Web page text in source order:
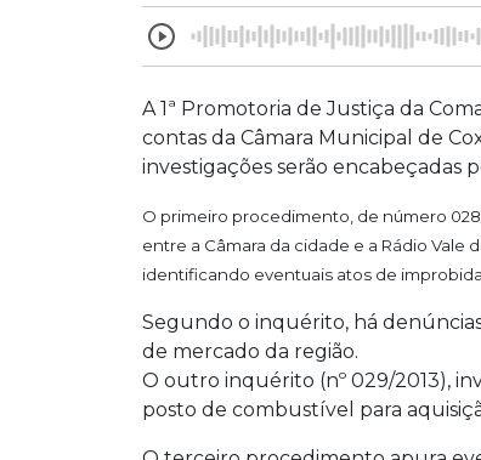
A 1ª Promotoria de Justiça da
contas da Câmara Municipal de
investigações serão encabeçadas
O primeiro procedimento, de número
entre a Câmara da cidade e a Rádio Vale
identificando eventuais atos de
Segundo o inquérito, há
de mercado da região.
O outro inquérito (nº 029/2013),
posto de combustível para